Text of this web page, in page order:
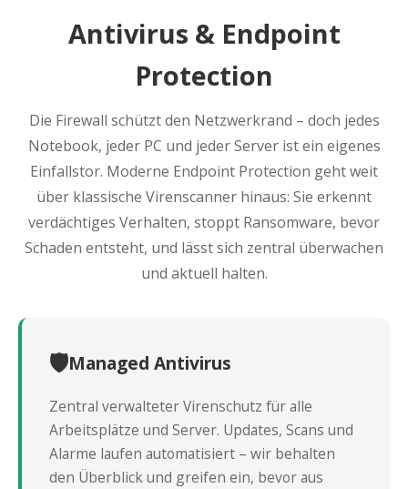
Antivirus & Endpoint
Protection
Die Firewall schützt den Netzwerkrand – doch jedes
Notebook, jeder PC und jeder Server ist ein eigenes
Einfallstor. Moderne Endpoint Protection geht weit
über klassische Virenscanner hinaus: Sie erkennt
verdächtiges Verhalten, stoppt Ransomware, bevor
Schaden entsteht, und lässt sich zentral überwachen
und aktuell halten.
🛡️Managed Antivirus
Zentral verwalteter Virenschutz für alle
Arbeitsplätze und Server. Updates, Scans und
Alarme laufen automatisiert – wir behalten
den Überblick und greifen ein, bevor aus